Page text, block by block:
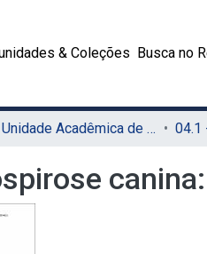
& Coleções Busca no
04. Unidade Acadêmica de Garanhuns (UAG) 04.1